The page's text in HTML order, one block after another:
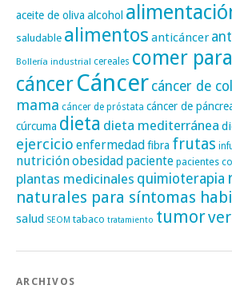
aceite de oliva alcohol
saludable alimentos anticáncer
Bollería industrial cereales comer
cáncerCáncer cáncer de
mama cáncer de próstata cáncer de
cúrcuma dieta dieta mediterránea
ejercicio enfermedadfibra frutas
nutriciónobesidad paciente pacientes
plantas medicinales quimioterapia
naturales para síntomas
salud SEOM tabaco tratamiento tumor
ARCHIVOS